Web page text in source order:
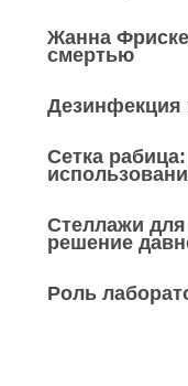
Жанна
смертью
Дезинфекция
Сетка
Стеллажи
решение
Роль